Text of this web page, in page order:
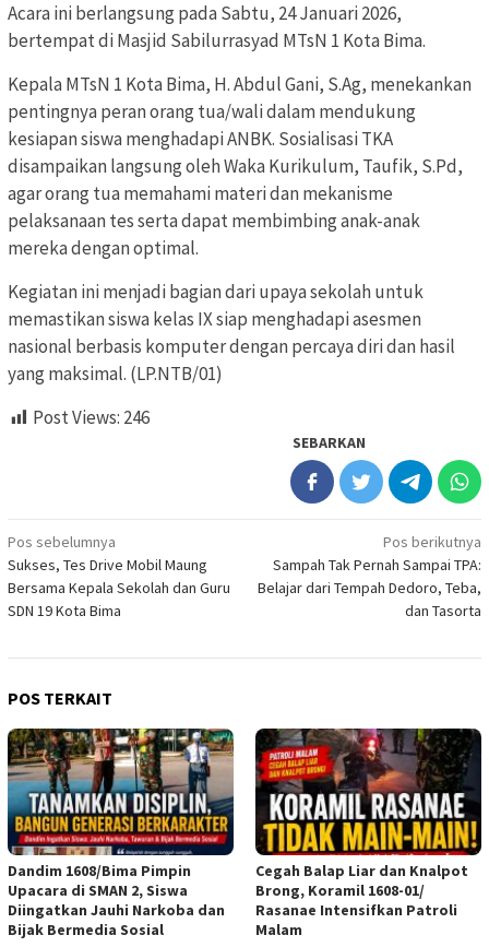
Acara ini berlangsung pada Sabtu, 24 Januari 2026,
bertempat di Masjid Sabilurrasyad MTsN 1 Kota Bima.
Kepala MTsN 1 Kota Bima, H. Abdul Gani, S.Ag, menekankan
pentingnya peran orang tua/wali dalam mendukung
kesiapan siswa menghadapi ANBK. Sosialisasi TKA
disampaikan langsung oleh Waka Kurikulum, Taufik, S.Pd,
agar orang tua memahami materi dan mekanisme
pelaksanaan tes serta dapat membimbing anak-anak
mereka dengan optimal.
Kegiatan ini menjadi bagian dari upaya sekolah untuk
memastikan siswa kelas IX siap menghadapi asesmen
nasional berbasis komputer dengan percaya diri dan hasil
yang maksimal. (LP.NTB/01)
Post Views: 246
SEBARKAN
Navigasi
pos
Pos sebelumnya
Sukses, Tes Drive Mobil Maung
Bersama Kepala Sekolah dan Guru
SDN 19 Kota Bima
Pos berikutnya
Sampah Tak Pernah Sampai TPA:
Belajar dari Tempah Dedoro, Teba,
dan Tasorta
POS TERKAIT
Dandim 1608/Bima Pimpin
Upacara di SMAN 2, Siswa
Diingatkan Jauhi Narkoba dan
Bijak Bermedia Sosial
Cegah Balap Liar dan Knalpot
Brong, Koramil 1608-01/
Rasanae Intensifkan Patroli
Malam